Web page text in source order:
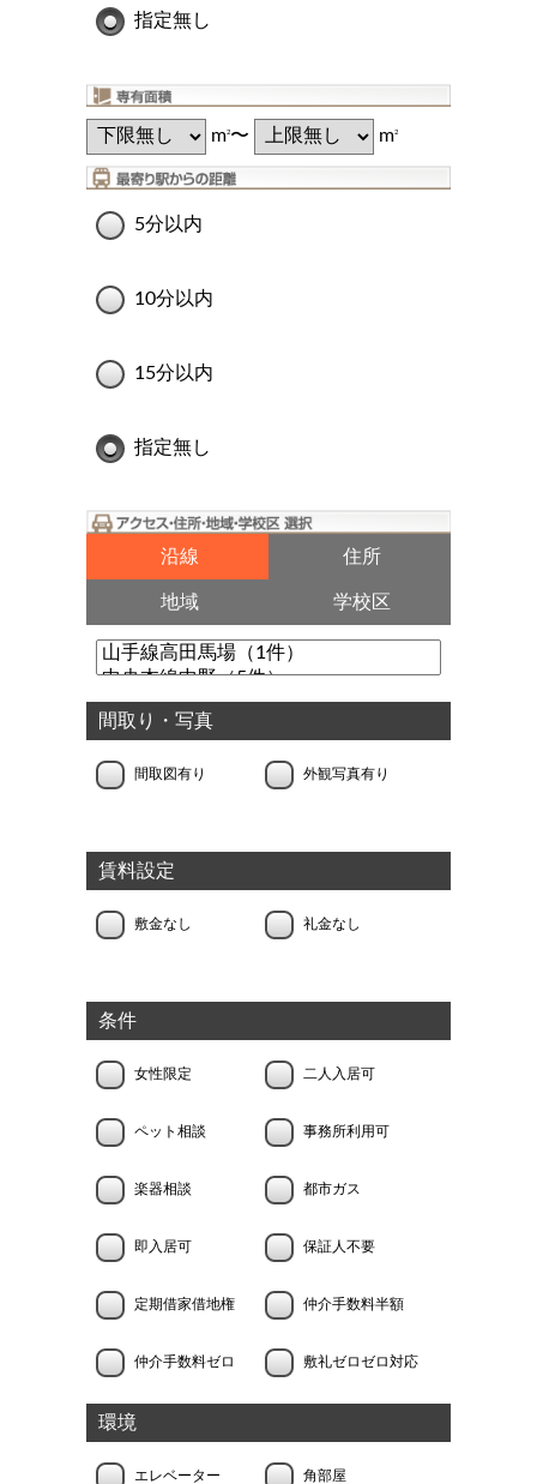
指定無し
m2〜 m2
5分以内
10分以内
15分以内
指定無し
沿線 住所
地域 学校区
間取り・写真
間取図有り 外観写真有り
賃料設定
敷金なし 礼金なし
条件
女性限定 二人入居可
ペット相談 事務所利用可
楽器相談 都市ガス
即入居可 保証人不要
定期借家借地権 仲介手数料半額
仲介手数料ゼロ 敷礼ゼロゼロ対応
環境
エレベーター 角部屋